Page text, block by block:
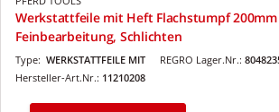
Werkstattfeile mit Heft Flachstumpf
Feinbearbeitung, Schlichten
REGRO Lager.Nr.:
Type: WERKSTATTFEILE MIT
Hersteller-Art.Nr.: 11210208